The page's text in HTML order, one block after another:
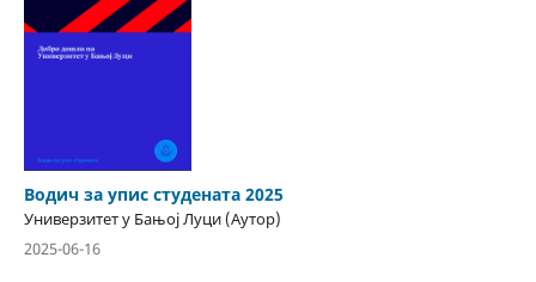
Водич за упис студената 2025
Универзитет у Бањој Луци (Аутор)
2025-06-16